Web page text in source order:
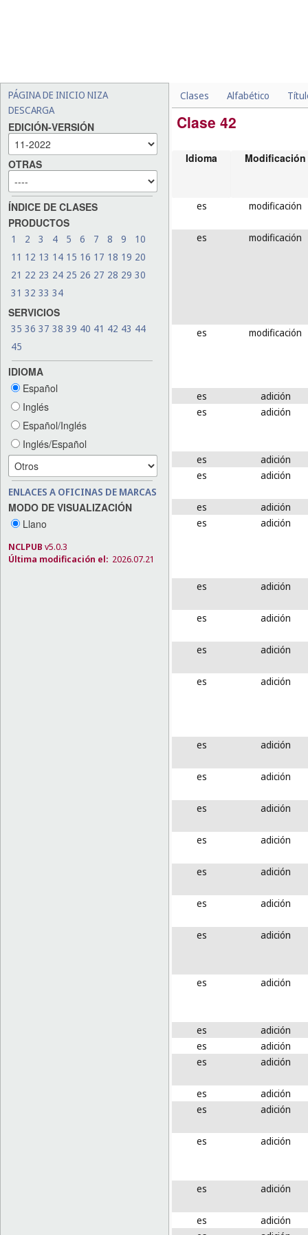
PÁGINA DE INICIO NIZA
DESCARGA
EDICIÓN-VERSIÓN
OTRAS
ÍNDICE DE CLASES
PRODUCTOS
1 2 3 4 5 6 7 8 9
10
11 12 13 14 15 16 17 18 19 20
21 22 23 24 25 26 27 28 29 30
31 32 33 34
SERVICIOS
35 36 37 38 39 40 41 42 43 44
45
IDIOMA
Español
Inglés
Español/Inglés
Inglés/Español
ENLACES A OFICINAS DE MARCAS
MODO DE VISUALIZACIÓN
Llano
NCLPUB v5.0.3
Última modificación el: 2026.07.21
Clases Alfabético
Clase 42
Idioma Modificación
es modificación
es modificación
es modificación
es
adición
es
adición
es
adición
es
adición
es
adición
es
adición
es adición
es adición
es adición
es adición
es adición
es adición
es adición
es adición
es adición
es adición
es adición
es adición
es
adición
es
adición
es
adición
es
adición
es
adición
es adición
es adición
es
adición